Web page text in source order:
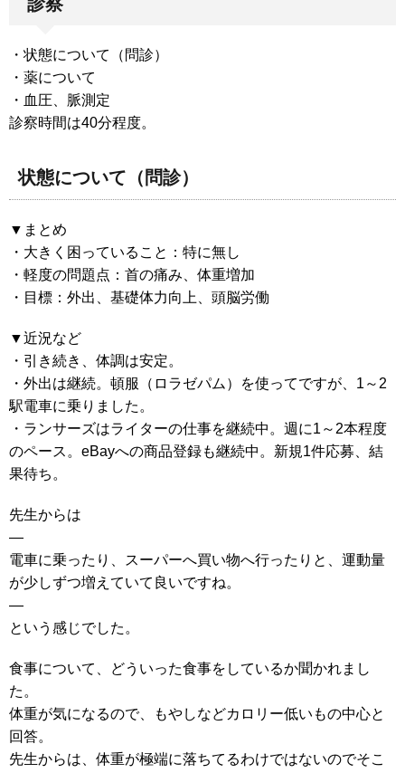
・状態について（問診）
・薬について
・血圧、脈測定
診察時間は40分程度。
状態について（問診）
▼まとめ
・大きく困っていること：特に無し
・軽度の問題点：首の痛み、体重増加
・目標：外出、基礎体力向上、頭脳労働
▼近況など
・引き続き、体調は安定。
・外出は継続。頓服（ロラゼパム）を使ってですが、1～2
駅電車に乗りました。
・ランサーズはライターの仕事を継続中。週に1～2本程度
のペース。eBayへの商品登録も継続中。新規1件応募、結
果待ち。
先生からは
—
電車に乗ったり、スーパーへ買い物へ行ったりと、運動量
が少しずつ増えていて良いですね。
—
という感じでした。
食事について、どういった食事をしているか聞かれまし
た。
体重が気になるので、もやしなどカロリー低いもの中心と
回答。
先生からは、体重が極端に落ちてるわけではないのでそこ